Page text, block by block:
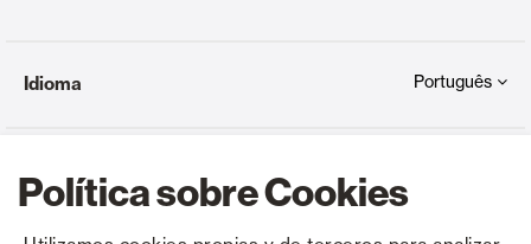
Política sobre Cookies
Idioma Português